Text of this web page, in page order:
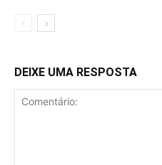
DEIXE UMA RESPOSTA